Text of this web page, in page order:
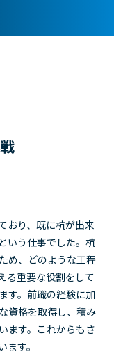
おり、既に杭が出来
いう仕事でした。杭
め、どのような工程
る重要な役割をして
す。前職の経験に加
資格を取得し、積み
ます。これからもさ
す。